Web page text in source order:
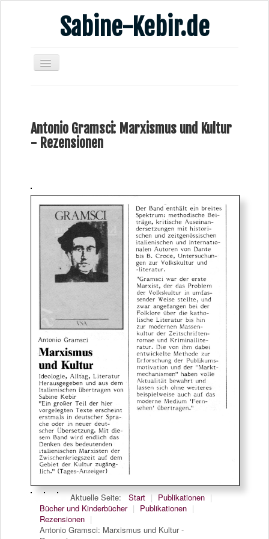
Sabine-Kebir.de
Publikationen
Videos
Verschiedenes
Antonio Gramsci: Marxismus und Kultur
- Rezensionen
Aktuelle Seite: Start | Publikationen |
Bücher und Kinderbücher | Publikationen |
Rezensionen |
Antonio Gramsci: Marxismus und Kultur -